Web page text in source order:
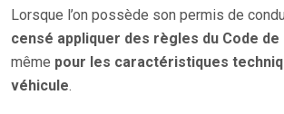
Lorsque l’on possède son permis de
censé appliquer des règles du Code de
même pour les caractéristiques
véhicule.